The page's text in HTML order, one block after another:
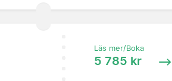
Läs mer/Boka
5 785 kr